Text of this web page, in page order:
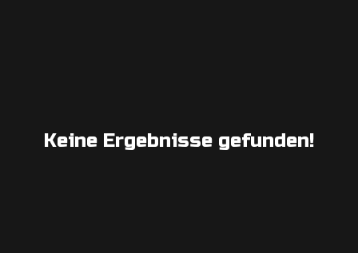
Keine Ergebnisse gefunden!